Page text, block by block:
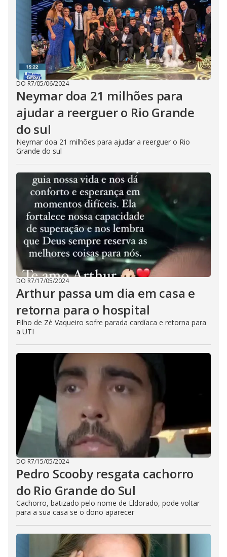
DO R7/05/06/2024
Neymar doa 21 milhões para
ajudar a reerguer o Rio Grande
do sul
Neymar doa 21 milhões para ajudar a reerguer o Rio
Grande do sul
DO R7/17/05/2024
Arthur passa um dia em casa e
retorna para o hospital
Filho de Zè Vaqueiro sofre parada cardíaca e retorna para
a UTI
DO R7/15/05/2024
Pedro Scooby resgata cachorro
do Rio Grande do Sul
Cachorro, batizado pelo nome de Eldorado, pode voltar
para a sua casa se o dono aparecer